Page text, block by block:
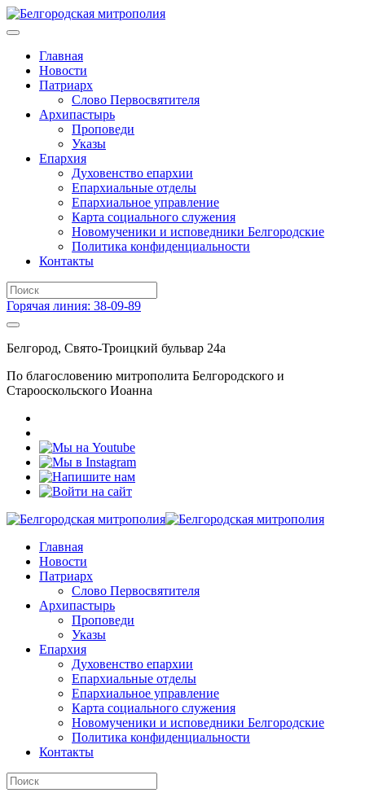
Главная
Новости
Патриарх
Слово Первосвятителя
Архипастырь
Проповеди
Указы
Епархия
Духовенство епархии
Епархиальные отделы
Епархиальное управление
Карта социального служения
Новомученики и исповедники Белгородские
Политика конфиденциальности
Контакты
Горячая линия: 38-09-89
Белгород, Свято-Троицкий бульвар 24а
По благословению митрополита Белгородского и
Старооскольского Иоанна
Главная
Новости
Патриарх
Слово Первосвятителя
Архипастырь
Проповеди
Указы
Епархия
Духовенство епархии
Епархиальные отделы
Епархиальное управление
Карта социального служения
Новомученики и исповедники Белгородские
Политика конфиденциальности
Контакты